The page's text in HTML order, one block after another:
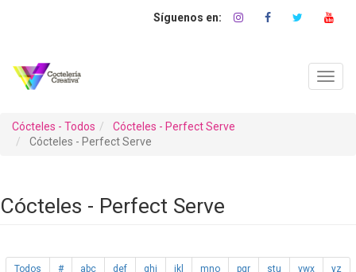
Cócteles - Todos
Cócteles - Perfect Serve
Cócteles - Perfect Serve
Cócteles - Perfect Serve
Todos # abc def ghi jkl mno pqr stu vwx yz